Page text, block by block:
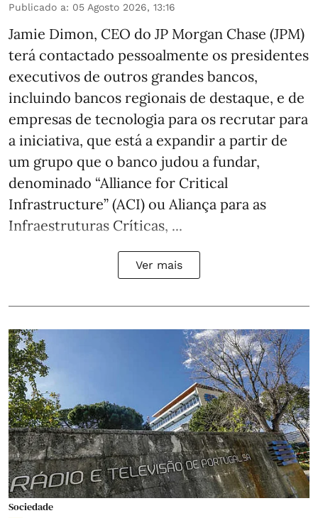
Publicado a: 05 Agosto 2026, 13:16
Jamie Dimon, CEO do JP Morgan Chase (JPM)
terá contactado pessoalmente os presidentes
executivos de outros grandes bancos,
incluindo bancos regionais de destaque, e de
empresas de tecnologia para os recrutar para
a iniciativa, que está a expandir a partir de
um grupo que o banco judou a fundar,
denominado “Alliance for Critical
Infrastructure” (ACI) ou Aliança para as
Infraestruturas Críticas, ...
Ver mais
Sociedade